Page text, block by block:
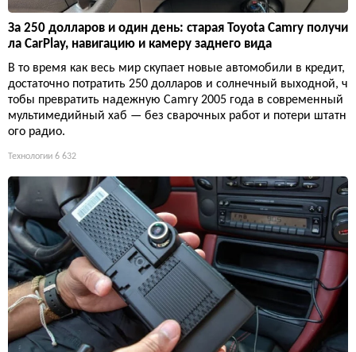
За 250 долларов и один день: старая Toyota Camry получи
ла CarPlay, навигацию и камеру заднего вида
В то время как весь мир скупает новые автомобили в кредит,
достаточно потратить 250 долларов и солнечный выходной, ч
тобы превратить надежную Camry 2005 года в современный
мультимедийный хаб — без сварочных работ и потери штатн
ого радио.
Технологии 6 632